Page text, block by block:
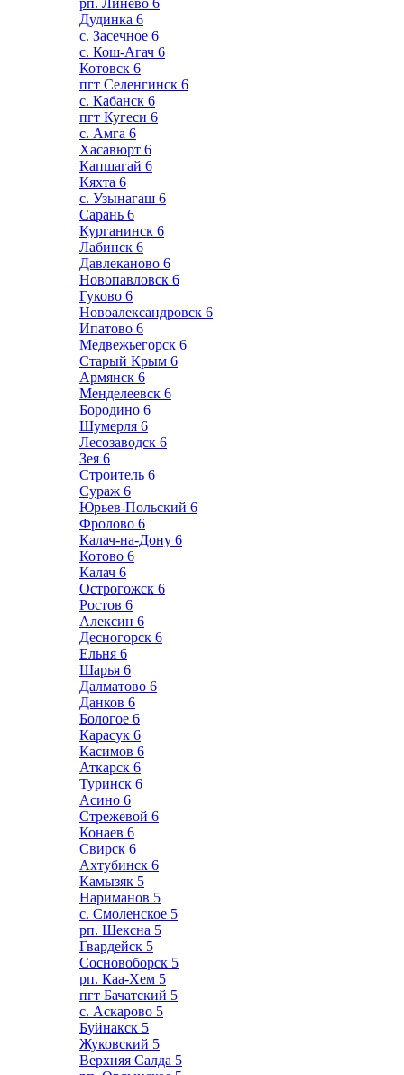
рп. Линево 6
Дудинка 6
с. Засечное 6
с. Кош-Агач 6
Котовск 6
пгт Селенгинск 6
с. Кабанск 6
пгт Кугеси 6
с. Амга 6
Хасавюрт 6
Капшагай 6
Кяхта 6
с. Узынагаш 6
Сарань 6
Курганинск 6
Лабинск 6
Давлеканово 6
Новопавловск 6
Гуково 6
Новоалександровск 6
Ипатово 6
Медвежьегорск 6
Старый Крым 6
Армянск 6
Менделеевск 6
Бородино 6
Шумерля 6
Лесозаводск 6
Зея 6
Строитель 6
Сураж 6
Юрьев-Польский 6
Фролово 6
Калач-на-Дону 6
Котово 6
Калач 6
Острогожск 6
Ростов 6
Алексин 6
Десногорск 6
Ельня 6
Шарья 6
Далматово 6
Данков 6
Бологое 6
Карасук 6
Касимов 6
Аткарск 6
Туринск 6
Асино 6
Стрежевой 6
Конаев 6
Свирск 6
Ахтубинск 6
Камызяк 5
Нариманов 5
с. Смоленское 5
рп. Шексна 5
Гвардейск 5
Сосновоборск 5
рп. Каа-Хем 5
пгт Бачатский 5
с. Аскарово 5
Буйнакск 5
Жуковский 5
Верхняя Салда 5